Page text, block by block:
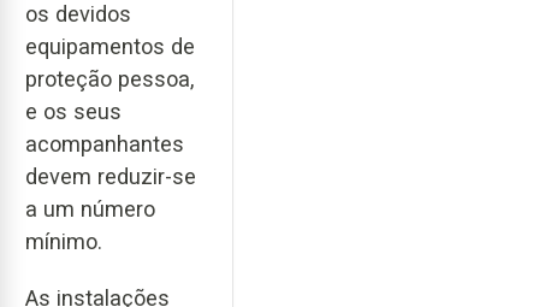
os devidos
equipamentos de
proteção pessoa,
e os seus
acompanhantes
devem reduzir-se
a um número
mínimo.
As instalações